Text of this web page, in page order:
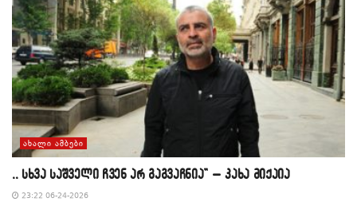
ᲐᲮᲐᲚᲘ ᲐᲛᲑᲔᲑᲘ
,, სხვა საშველი ჩვენ არ გაგვაჩნია” – კახა მიქაია
23:22 06-24-2026